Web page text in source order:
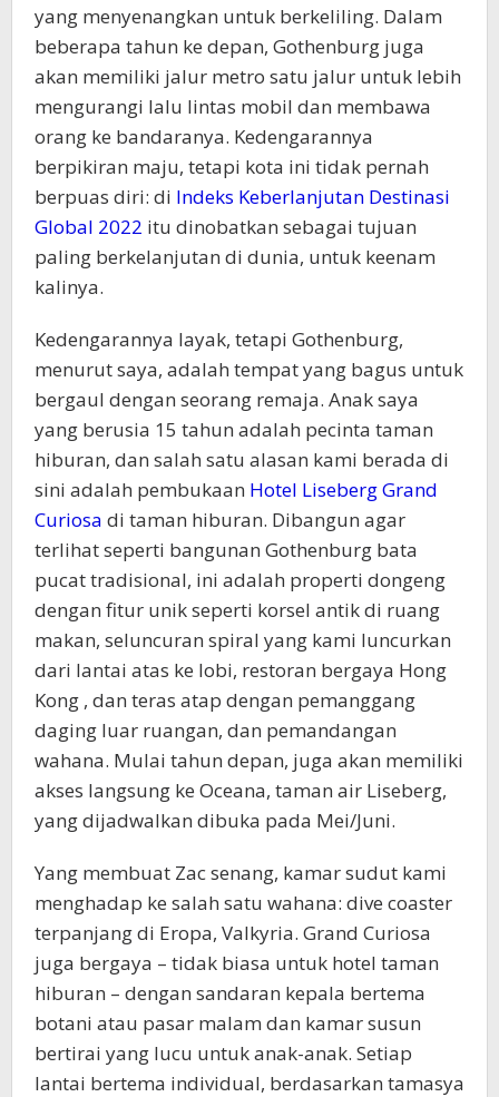
yang menyenangkan untuk berkeliling. Dalam
beberapa tahun ke depan, Gothenburg juga
akan memiliki jalur metro satu jalur untuk lebih
mengurangi lalu lintas mobil dan membawa
orang ke bandaranya. Kedengarannya
berpikiran maju, tetapi kota ini tidak pernah
berpuas diri: di Indeks Keberlanjutan Destinasi
Global 2022 itu dinobatkan sebagai tujuan
paling berkelanjutan di dunia, untuk keenam
kalinya.
Kedengarannya layak, tetapi Gothenburg,
menurut saya, adalah tempat yang bagus untuk
bergaul dengan seorang remaja. Anak saya
yang berusia 15 tahun adalah pecinta taman
hiburan, dan salah satu alasan kami berada di
sini adalah pembukaan Hotel Liseberg Grand
Curiosa di taman hiburan. Dibangun agar
terlihat seperti bangunan Gothenburg bata
pucat tradisional, ini adalah properti dongeng
dengan fitur unik seperti korsel antik di ruang
makan, seluncuran spiral yang kami luncurkan
dari lantai atas ke lobi, restoran bergaya Hong
Kong , dan teras atap dengan pemanggang
daging luar ruangan, dan pemandangan
wahana. Mulai tahun depan, juga akan memiliki
akses langsung ke Oceana, taman air Liseberg,
yang dijadwalkan dibuka pada Mei/Juni.
Yang membuat Zac senang, kamar sudut kami
menghadap ke salah satu wahana: dive coaster
terpanjang di Eropa, Valkyria. Grand Curiosa
juga bergaya – tidak biasa untuk hotel taman
hiburan – dengan sandaran kepala bertema
botani atau pasar malam dan kamar susun
bertirai yang lucu untuk anak-anak. Setiap
lantai bertema individual, berdasarkan tamasya